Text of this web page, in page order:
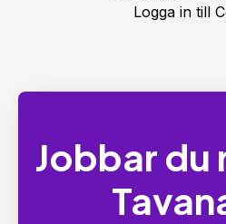
Logga in till
Jobbar du